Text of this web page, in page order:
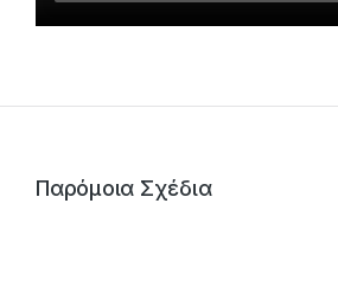
Παρόμοια Σχέδια